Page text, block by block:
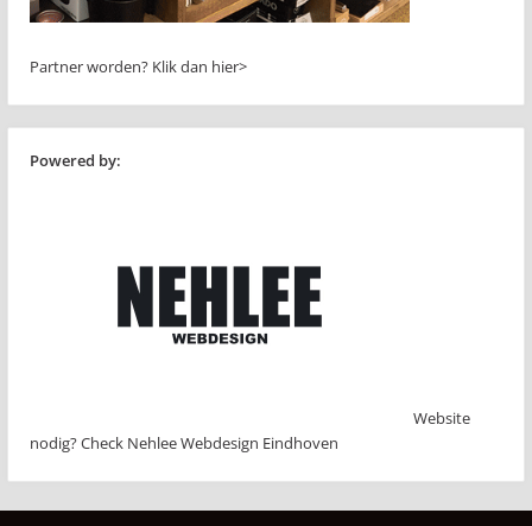
Partner worden? Klik dan hier>
Powered by:
Website
nodig? Check Nehlee Webdesign Eindhoven